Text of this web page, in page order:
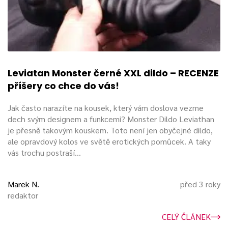
PVC hračky a lubrikanty
Vyhněte se používání lubrikantů na olejové bázi, jelikož
samotný PVC obsahuje oleje. Ty by se mohly „bít“ a hračku
na takovém místě se usazují bakterie a kvasinky.
Nejvhodnější je používat lubrikanty na vodní či silikonové
bázi.
Použití PVC a kondomu
Jak jsme zmínili již výše, PVC obsahuje oleje. Proto je třeba
na tento materiál používat pouze
Leviatan Monster černé XXL dildo – RECENZE
příšery co chce do vás!
Jak často narazíte na kousek, který vám doslova vezme
dech svým designem a funkcemi? Monster Dildo Leviathan
je přesně takovým kouskem. Toto není jen obyčejné dildo,
ale opravdový kolos ve světě erotických pomůcek. A taky
vás trochu postraší...
Marek N.
redaktor
před 3 roky
CELÝ ČLÁNEK